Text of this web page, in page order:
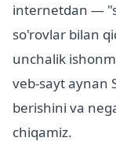
internetdan —
so'rovlar bilan
unchalik
veb-sayt aynan
berishini va
chiqamiz.